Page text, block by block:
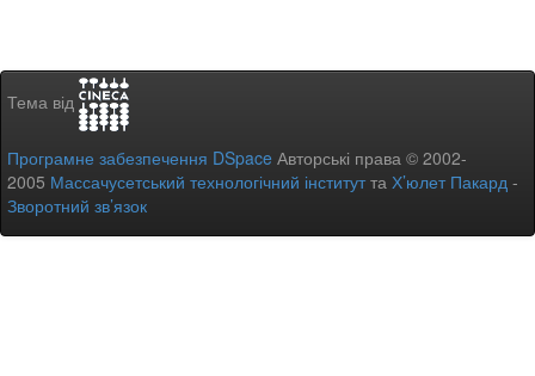
Тема від
Програмне забезпечення DSpace Авторські права © 2002-
2005 Массачусетський технологічний інститутта Х’юлет Пакард -
Зворотний зв’язок